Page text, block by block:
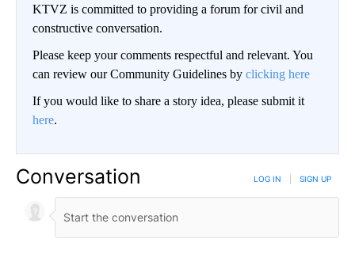
KTVZ is committed to providing a forum for civil and
constructive conversation.
Please keep your comments respectful and relevant. You
can review our Community Guidelines by clicking here
If you would like to share a story idea, please submit it
here.
Conversation LOG IN SIGN UP